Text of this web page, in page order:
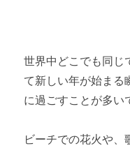
世界中どこでも同じ
て新しい年が始まる
に過ごすことが多い
ビーチでの花火や、